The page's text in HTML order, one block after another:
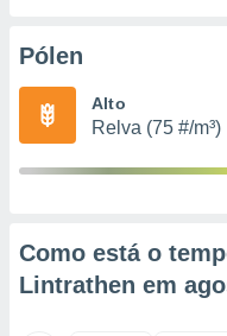
o
num
Pólen
Alto
Relva (75 #/m³)
Como está o
Lintrathen em